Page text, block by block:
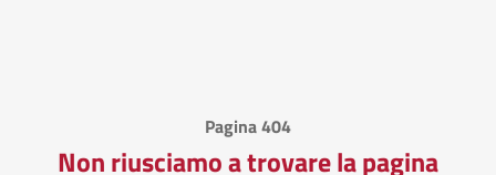
Pagina 404
Non riusciamo a trovare la pagina